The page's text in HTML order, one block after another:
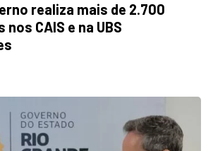
realiza mais de 2.700
CAIS e na UBS